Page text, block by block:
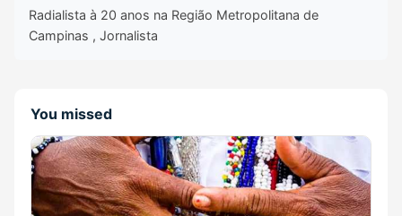
Radialista à 20 anos na Região Metropolitana de
Campinas , Jornalista
You missed